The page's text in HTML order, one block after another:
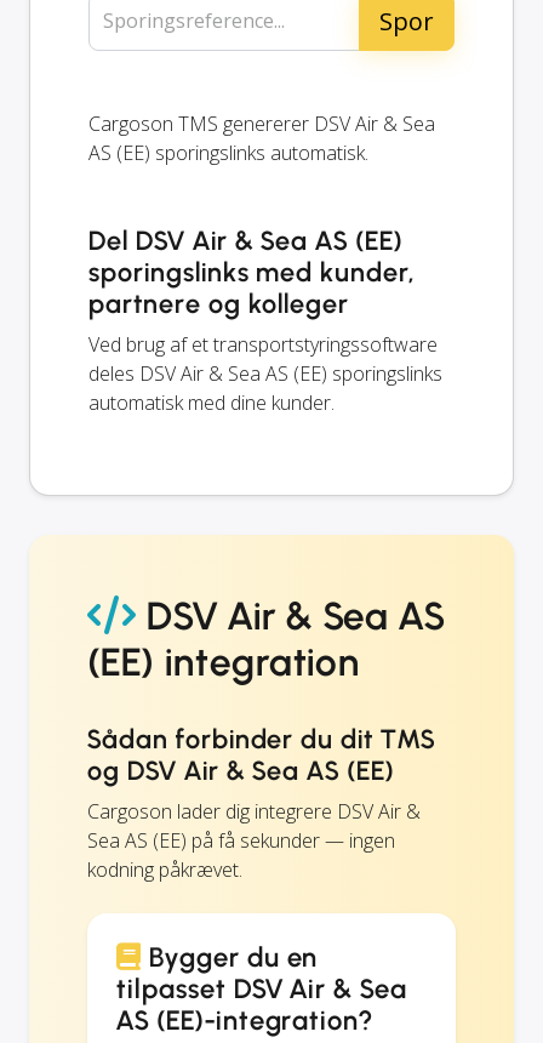
Sporingsreference...
Cargoson TMS genererer DSV Air & Sea
AS (EE) sporingslinks automatisk.
Del DSV Air & Sea AS (EE)
sporingslinks med kunder,
partnere og kolleger
Ved brug af et transportstyringssoftware
deles DSV Air & Sea AS (EE) sporingslinks
automatisk med dine kunder.
DSV Air & Sea AS
(EE) integration
Sådan forbinder du dit TMS
og DSV Air & Sea AS (EE)
Cargoson lader dig integrere DSV Air &
Sea AS (EE) på få sekunder — ingen
kodning påkrævet.
Bygger du en
tilpasset DSV Air & Sea
AS (EE)-integration?